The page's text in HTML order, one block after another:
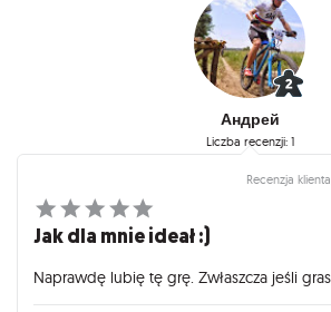
Андрей
Liczba recenzji: 1
Recenzja
Jak dla mnie ideał :)
Naprawdę lubię tę grę. Zwłaszcza jeśli